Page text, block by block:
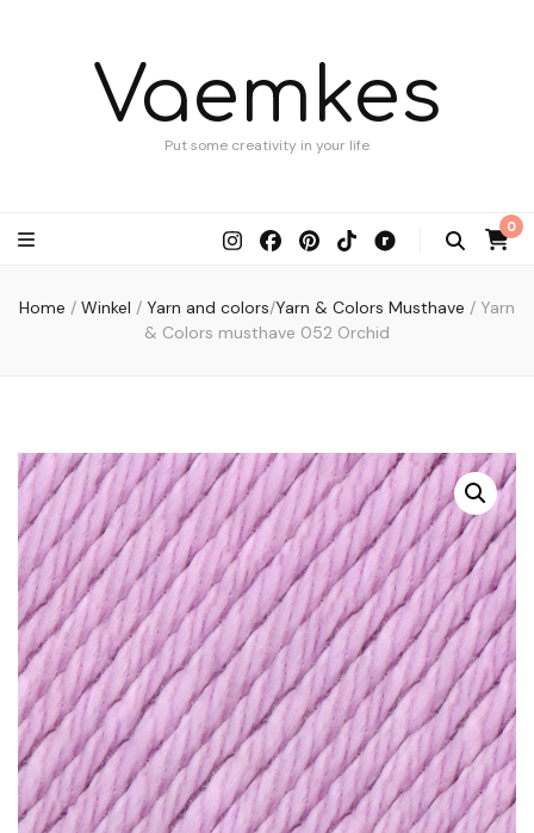
Vaemkes
Put some creativity in your life
0
Home / Winkel / Yarn and colors/Yarn & Colors Musthave / Yarn
& Colors musthave 052 Orchid